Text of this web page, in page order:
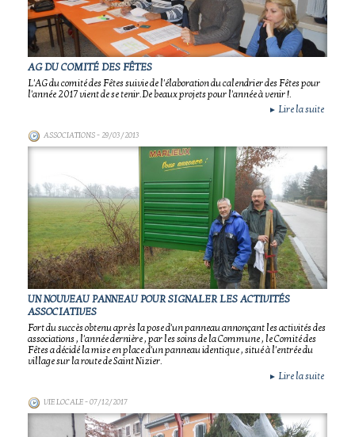
AG DU COMITÉ DES FÊTES
L'AG du comité des Fêtes suivie de l'élaboration du calendrier des Fêtes pour
l'année 2017 vient de se tenir.De beaux projets pour l'année à venir !.
► Lire la suite
ASSOCIATIONS- 29/03/2013
UN NOUVEAU PANNEAU POUR SIGNALER LES ACTIVITÉS
ASSOCIATIVES
Fort du succès obtenu après la pose d'un panneau annonçant les activités des
associations , l'année dernière , par les soins de la Commune , le Comité des
Fêtes a décidé la mise en place d'un panneau identique , situé à l'entrée du
village sur la route de Saint Nizier.
► Lire la suite
VIE LOCALE- 07/12/2017